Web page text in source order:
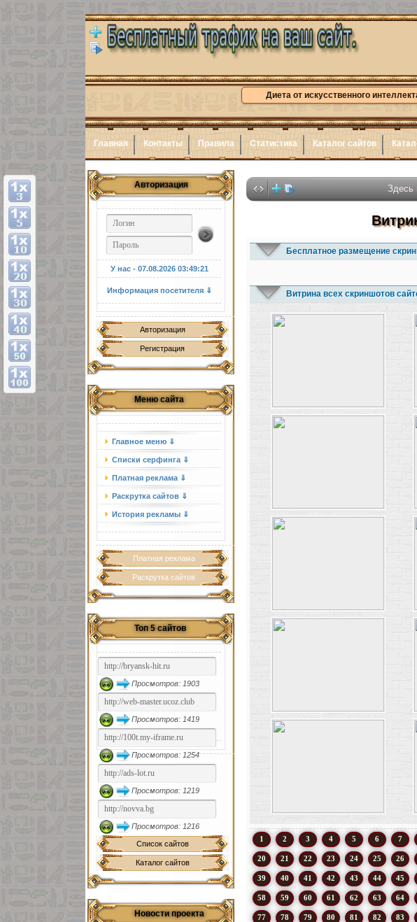
Диета от искусственного
Главная Контакты Правила Статистика Каталог сайтов
Авторизация
У нас - 07.08.202603:49:22
Информация посетителя ⇓
Авторизация
Регистрация
Меню сайта
Главное меню ⇓
Списки серфинга ⇓
Платная реклама ⇓
Раскрутка сайтов ⇓
История рекламы ⇓
Платная реклама
Раскрутка сайтов
Топ 5 сайтов
Просмотров: 1903
Просмотров: 1419
Просмотров: 1254
Просмотров: 1219
Просмотров: 1216
Список сайтов
Каталог сайтов
Новости проекта
Здесь
Бесплатное размещение
Витрина всех скриншотов
1 2 3 4 5 6 7
20 21 22 23 24 25 26
39 40 41 42 43 44 45
58 59 60 61 62 63 64
77 78 79 80 81 82 83